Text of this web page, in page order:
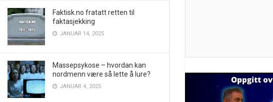
Faktisk.no fratatt retten til
faktasjekking
JANUAR 14, 2025
Massepsykose – hvordan kan
nordmenn være så lette å lure?
JANUAR 4, 2025